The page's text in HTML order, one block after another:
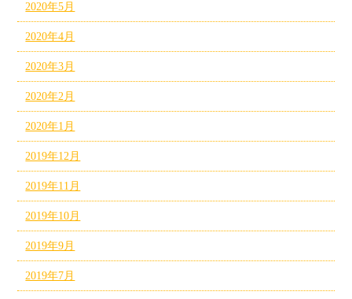
2020年5月
2020年4月
2020年3月
2020年2月
2020年1月
2019年12月
2019年11月
2019年10月
2019年9月
2019年7月